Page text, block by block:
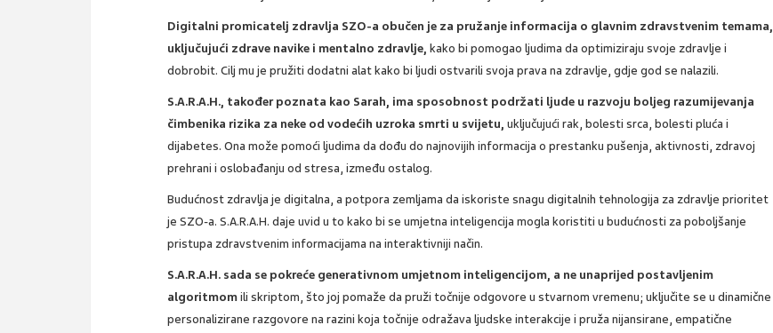
Digitalni promicatelj zdravlja SZO-a obučen je za pružanje informacija o glavnim zdravstvenim temama,
uključujući zdrave navike i mentalno zdravlje, kako bi pomogao ljudima da optimiziraju svoje zdravlje i
dobrobit. Cilj mu je pružiti dodatni alat kako bi ljudi ostvarili svoja prava na zdravlje, gdje god se nalazili.
S.A.R.A.H., također poznata kao Sarah, ima sposobnost podržati ljude u razvoju boljeg razumijevanja
čimbenika rizika za neke od vodećih uzroka smrti u svijetu, uključujući rak, bolesti srca, bolesti pluća i
dijabetes. Ona može pomoći ljudima da dođu do najnovijih informacija o prestanku pušenja, aktivnosti, zdravoj
prehrani i oslobađanju od stresa, između ostalog.
Budućnost zdravlja je digitalna, a potpora zemljama da iskoriste snagu digitalnih tehnologija za zdravlje prioritet
je SZO-a. S.A.R.A.H. daje uvid u to kako bi se umjetna inteligencija mogla koristiti u budućnosti za poboljšanje
pristupa zdravstvenim informacijama na interaktivniji način.
S.A.R.A.H. sada se pokreće generativnom umjetnom inteligencijom, a ne unaprijed postavljenim
algoritmomili skriptom, što joj pomaže da pruži točnije odgovore u stvarnom vremenu; uključite se u dinamične
personalizirane razgovore na razini koja točnije odražava ljudske interakcije i pruža nijansirane, empatične